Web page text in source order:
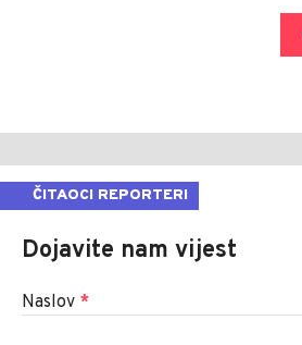
ČITAOCI REPORTERI
Dojavite nam vijest
Naslov *